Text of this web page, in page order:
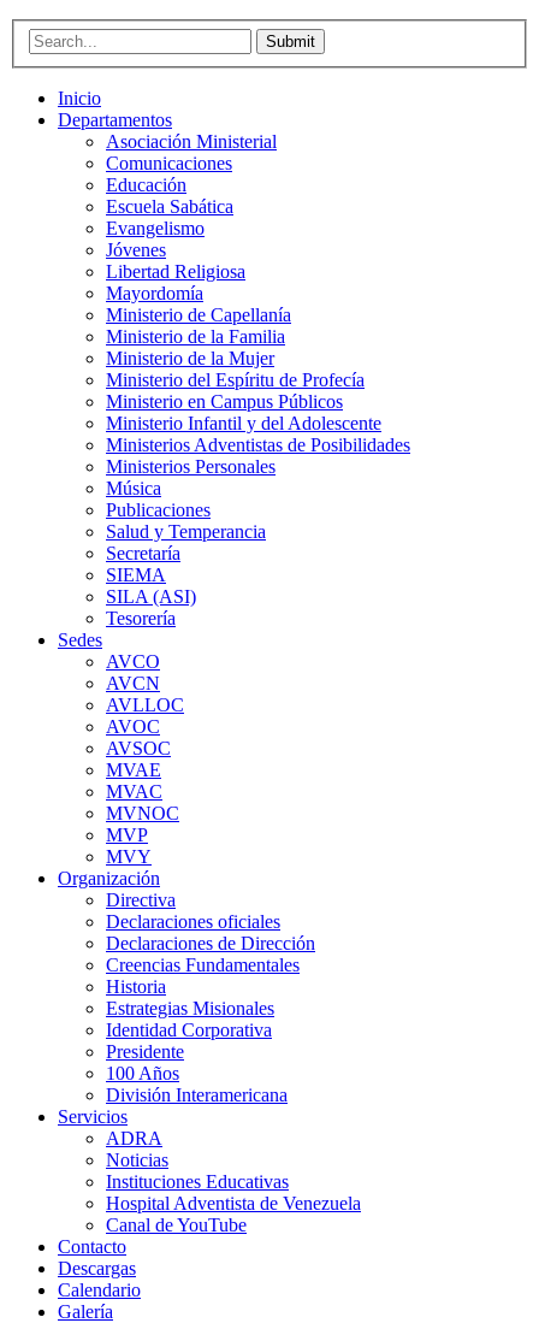
Submit
Inicio
Departamentos
Asociación Ministerial
Comunicaciones
Educación
Escuela Sabática
Evangelismo
Jóvenes
Libertad Religiosa
Mayordomía
Ministerio de Capellanía
Ministerio de la Familia
Ministerio de la Mujer
Ministerio del Espíritu de Profecía
Ministerio en Campus Públicos
Ministerio Infantil y del Adolescente
Ministerios Adventistas de Posibilidades
Ministerios Personales
Música
Publicaciones
Salud y Temperancia
Secretaría
SIEMA
SILA (ASI)
Tesorería
Sedes
AVCO
AVCN
AVLLOC
AVOC
AVSOC
MVAE
MVAC
MVNOC
MVP
MVY
Organización
Directiva
Declaraciones oficiales
Declaraciones de Dirección
Creencias Fundamentales
Historia
Estrategias Misionales
Identidad Corporativa
Presidente
100 Años
División Interamericana
Servicios
ADRA
Noticias
Instituciones Educativas
Hospital Adventista de Venezuela
Canal de YouTube
Contacto
Descargas
Calendario
Galería